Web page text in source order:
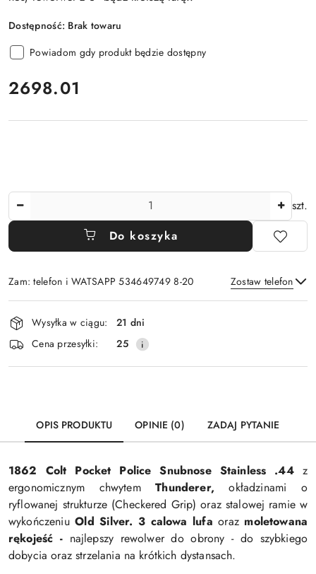
Dostępność: Brak towaru
Powiadom gdy produkt będzie dostępny
cena:
2698.01
szt.
Do koszyka
Zam: telefon i WATSAPP 534649749 8-20 Zostaw telefon
Wyślij
Dostępność
i
dostawa
Wysyłka w ciągu:
21 dni
Cena przesyłki:
25
OPIS PRODUKTU OPINIE (0) ZADAJ PYTANIE
1862 Colt Pocket Police Snubnose Stainless .44 z
ergonomicznym chwytemThunderer, okładzinami o
ryflowanej strukturze (Checkered Grip) oraz stalowej ramie w
wykończeniuOld Silver. 3 calowa lufa oraz moletowana
rękojeść - najlepszy rewolwer do obrony - do szybkiego
dobycia oraz strzelania na krótkich dystansach.